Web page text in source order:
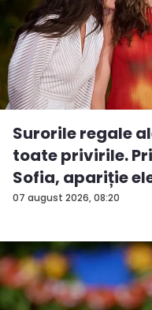
07 august 2026, 08:20
Surorile regale
toate privirile.
Sofia, apariție